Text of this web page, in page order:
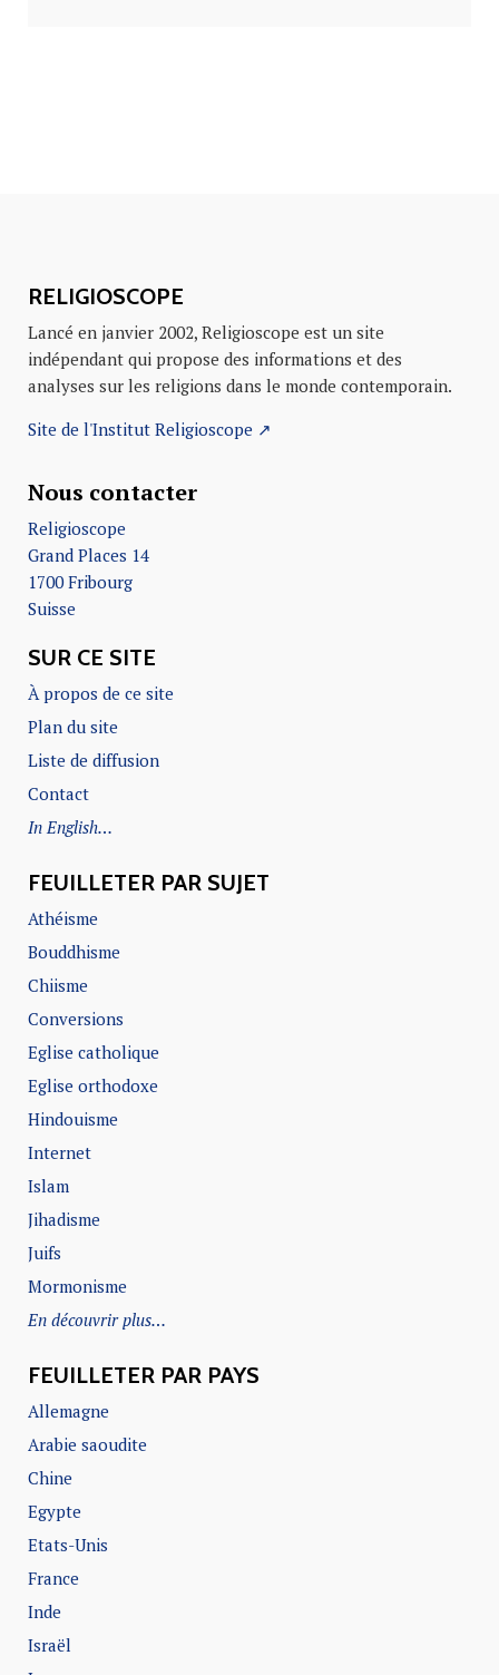
RELIGIOSCOPE
Lancé en janvier 2002, Religioscope est un site
indépendant qui propose des informations et des
analyses sur les religions dans le monde contemporain.
Site de l'Institut Religioscope ↗
Nous contacter
Religioscope
Grand Places 14
1700 Fribourg
Suisse
SUR CE SITE
À propos de ce site
Plan du site
Liste de diffusion
Contact
In English…
FEUILLETER PAR SUJET
Athéisme
Bouddhisme
Chiisme
Conversions
Eglise catholique
Eglise orthodoxe
Hindouisme
Internet
Islam
Jihadisme
Juifs
Mormonisme
En découvrir plus…
FEUILLETER PAR PAYS
Allemagne
Arabie saoudite
Chine
Egypte
Etats-Unis
France
Inde
Israël